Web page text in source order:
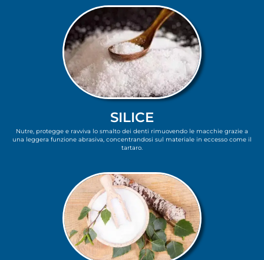
SILICE
Nutre, protegge e ravviva lo smalto dei denti rimuovendo le macchie grazie a
una leggera funzione abrasiva, concentrandosi sul materiale in eccesso come il
tartaro.